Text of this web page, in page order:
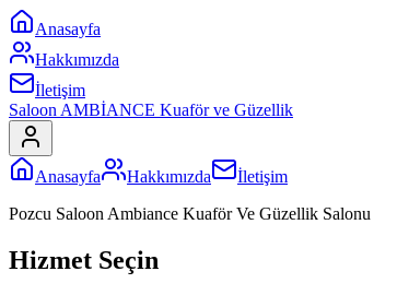
Anasayfa
Hakkımızda
İletişim
Saloon AMBİANCE Kuaför ve Güzellik
Anasayfa Hakkımızda
İletişim
Pozcu Saloon Ambiance Kuaför Ve Güzellik Salonu
Hizmet Seçin